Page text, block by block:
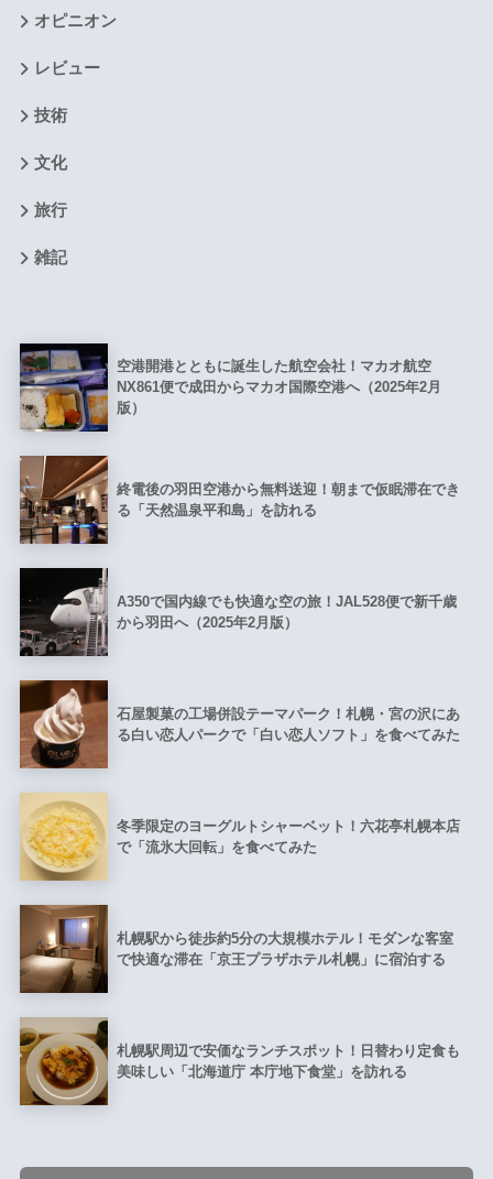
オピニオン
レビュー
技術
文化
旅行
雑記
空港開港とともに誕生した航空会社！マカオ航空
NX861便で成田からマカオ国際空港へ（2025年2月
版）
終電後の羽田空港から無料送迎！朝まで仮眠滞在でき
る「天然温泉平和島」を訪れる
A350で国内線でも快適な空の旅！JAL528便で新千歳
から羽田へ（2025年2月版）
石屋製菓の工場併設テーマパーク！札幌・宮の沢にあ
る白い恋人パークで「白い恋人ソフト」を食べてみた
冬季限定のヨーグルトシャーベット！六花亭札幌本店
で「流氷大回転」を食べてみた
札幌駅から徒歩約5分の大規模ホテル！モダンな客室
で快適な滞在「京王プラザホテル札幌」に宿泊する
札幌駅周辺で安価なランチスポット！日替わり定食も
美味しい「北海道庁 本庁地下食堂」を訪れる